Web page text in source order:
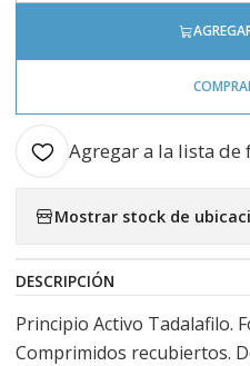
Agregar a la lista de
Mostrar stock de
DESCRIPCIÓN
Principio Activo Tadalafilo.
Comprimidos recubiertos.